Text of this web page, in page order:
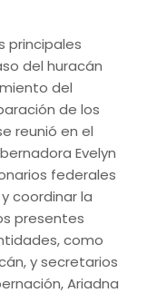
principales
del huracán
del
de los
reunió en el
Evelyn
federales
coordinar la
presentes
como
y secretarios
Ariadna